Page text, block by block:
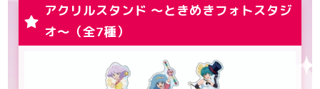
アクリルスタンド ～ときめきフォトスタジ
オ～（全7種）